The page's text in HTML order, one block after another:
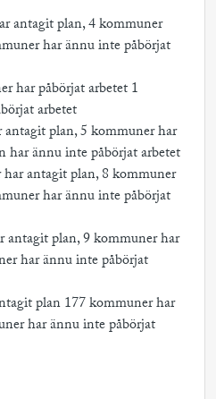
antagit plan, 4 kommuner
har ännu inte påbörjat
har påbörjat arbetet 1
arbetet
plan, 5 kommuner har
har ännu inte påbörjat arbetet
antagit plan, 8 kommuner
har ännu inte påbörjat
plan, 9 kommuner har
har ännu inte påbörjat
plan 177 kommuner har
har ännu inte påbörjat